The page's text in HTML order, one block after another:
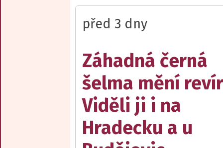
před 3 dny
Záhadná černá
šelma mění
Viděli ji i na
Hradecku a u